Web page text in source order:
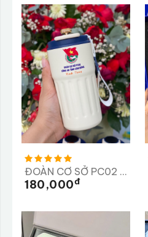
ĐOÀN CƠ SỞ PC02 CÔNG AN TỈNH LÂM ĐỒNG
180,000Đ